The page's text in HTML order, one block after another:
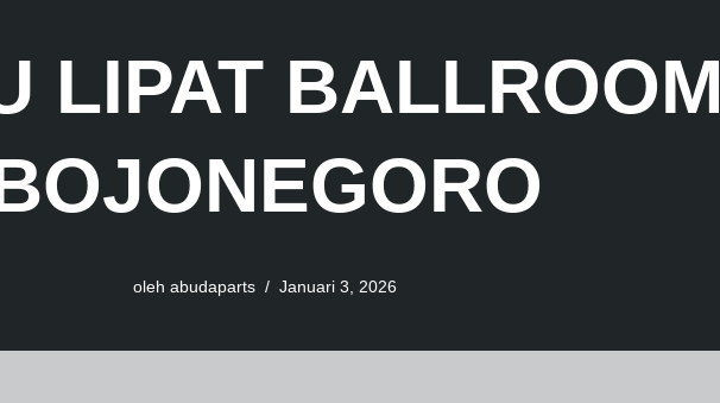
LIPAT BALLROOM
oleh abudaparts Januari 3, 2026